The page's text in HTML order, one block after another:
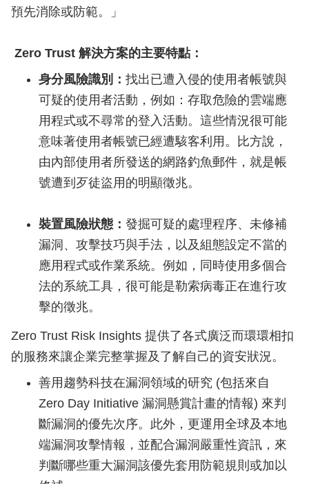
預先消除或防範。」
Zero Trust 解決方案的主要特點：
身分風險識別： 找出已遭入侵的使用者帳號與
可疑的使用者活動，例如：存取危險的雲端應
用程式或不尋常的登入活動。這些情況很可能
意味著使用者帳號已經遭駭客利用。比方說，
由內部使用者所發送的網路釣魚郵件，就是帳
號遭到歹徒盜用的明顯徵兆。
裝置風險狀態： 發掘可疑的處理程序、未修補
漏洞、攻擊技巧與手法，以及組態設定不當的
應用程式或作業系統。例如，同時使用多個合
法的系統工具，很可能是勒索病毒正在進行攻
擊的徵兆。
Zero Trust Risk Insights 提供了各式廣泛而環環相扣
的服務來讓企業完整掌握及了解自己的資安狀況。
善用趨勢科技在漏洞領域的研究 (包括來自
Zero Day Initiative 漏洞懸賞計畫的情報) 來判
斷漏洞的優先次序。此外，更運用全球及本地
端漏洞攻擊情報，並配合漏洞嚴重性資訊，來
判斷哪些重大漏洞該優先套用防範規則或加以